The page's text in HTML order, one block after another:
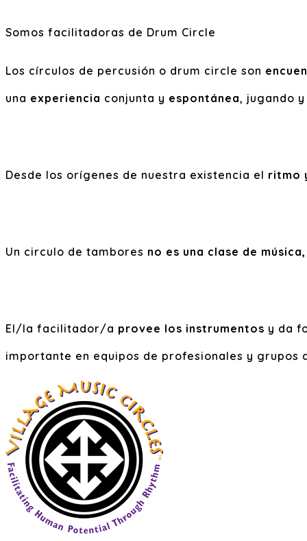
Somos facilitadoras de Drum Circle
Los círculos de percusión o drum circle son
una experiencia conjunta y espontánea, jugando
Desde los orígenes de nuestra existencia el ritmo
Un circulo de tambores no es una clase de
El/la facilitador/a provee los instrumentos y da
importante en equipos de profesionales y grupos